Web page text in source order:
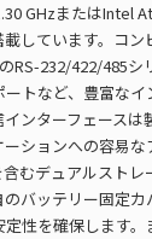
GHzまたはIntel
しています。コ
RS-232/422/485
トなど、豊富な
ンターフェース
ションへの容易な
むデュアルスト
バッテリー固定
性を確保します